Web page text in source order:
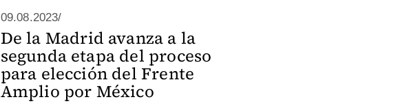
09.08.2023/
De la Madrid avanza a la
segunda etapa del proceso
para elección del Frente
Amplio por México